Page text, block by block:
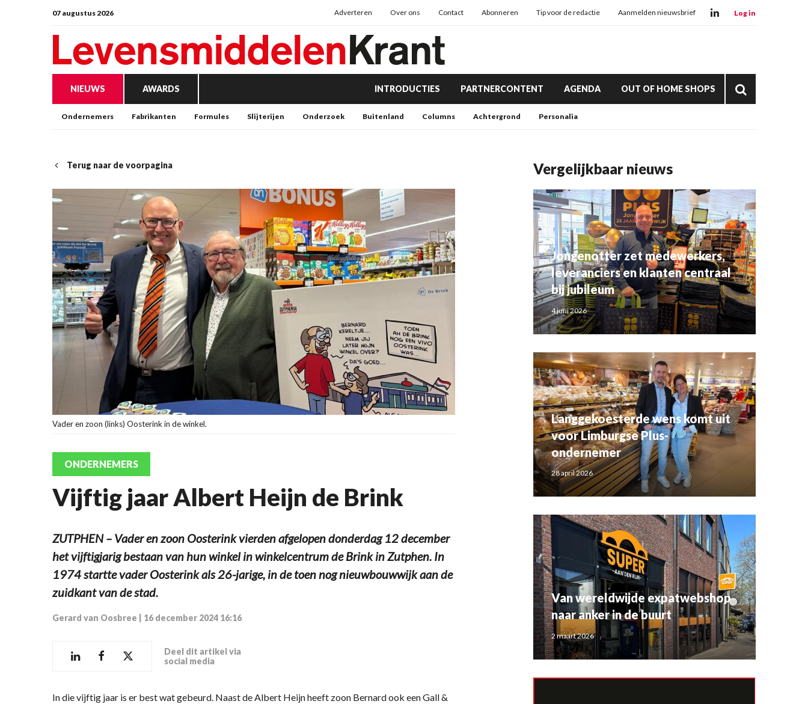
07 augustus 2026 Adverteren Over ons Contact Abonneren Tip voor de redactie Aanmelden nieuwsbrief Log in
NIEUWS AWARDS INTRODUCTIES PARTNERCONTENT AGENDA OUT OF HOME SHOPS
Ondernemers Fabrikanten Formules Slijterijen Onderzoek Buitenland Columns Achtergrond Personalia
Terug naar de voorpagina
Vader en zoon (links) Oosterink in de winkel.
ONDERNEMERS
Vijftig jaar Albert Heijn de Brink
ZUTPHEN – Vader en zoon Oosterink vierden afgelopen donderdag 12 december
het vijftigjarig bestaan van hun winkel in winkelcentrum de Brink in Zutphen. In
1974 startte vader Oosterink als 26-jarige, in de toen nog nieuwbouwwijk aan de
zuidkant van de stad.
Gerard van Oosbree 16 december 2024 16:16
Deel dit artikel via
social media
In die vijftig jaar is er best wat gebeurd. Naast de Albert Heijn heeft zoon Bernard ook een Gall &
Vergelijkbaar nieuws
Jongenotter zet medewerkers,
leveranciers en klanten centraal
bij jubileum
4 juni 2026
Langgekoesterde wens komt uit
voor Limburgse Plus-
ondernemer
28 april 2026
Van wereldwijde expatwebshop
naar anker in de buurt
2 maart 2026